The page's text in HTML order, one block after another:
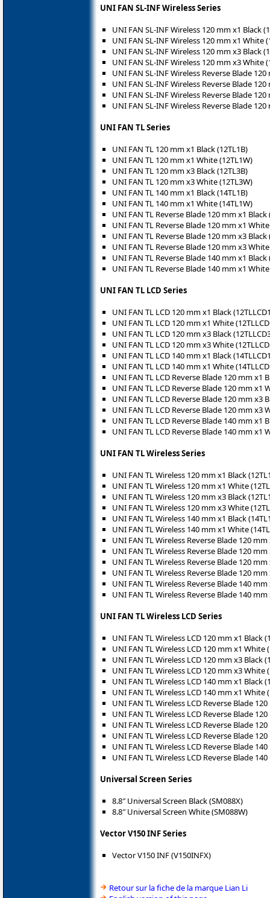
UNI FAN SL-INF Wireless Series
UNI FAN SL-INF Wireless 120 mm x1 Black
UNI FAN SL-INF Wireless 120 mm x1 White
UNI FAN SL-INF Wireless 120 mm x3 Black
UNI FAN SL-INF Wireless 120 mm x3 White
UNI FAN SL-INF Wireless Reverse Blade
UNI FAN SL-INF Wireless Reverse Blade
UNI FAN SL-INF Wireless Reverse Blade
UNI FAN SL-INF Wireless Reverse Blade
UNI FAN TL Series
UNI FAN TL 120 mm x1 Black (12TL1B)
UNI FAN TL 120 mm x1 White (12TL1W)
UNI FAN TL 120 mm x3 Black (12TL3B)
UNI FAN TL 120 mm x3 White (12TL3W)
UNI FAN TL 140 mm x1 Black (14TL1B)
UNI FAN TL 140 mm x1 White (14TL1W)
UNI FAN TL Reverse Blade 120 mm x1 Black
UNI FAN TL Reverse Blade 120 mm x1
UNI FAN TL Reverse Blade 120 mm x3 Black
UNI FAN TL Reverse Blade 120 mm x3
UNI FAN TL Reverse Blade 140 mm x1 Black
UNI FAN TL Reverse Blade 140 mm x1
UNI FAN TL LCD Series
UNI FAN TL LCD 120 mm x1 Black
UNI FAN TL LCD 120 mm x1 White
UNI FAN TL LCD 120 mm x3 Black
UNI FAN TL LCD 120 mm x3 White
UNI FAN TL LCD 140 mm x1 Black
UNI FAN TL LCD 140 mm x1 White
UNI FAN TL LCD Reverse Blade 120 mm x1
UNI FAN TL LCD Reverse Blade 120 mm x1
UNI FAN TL LCD Reverse Blade 120 mm x3
UNI FAN TL LCD Reverse Blade 120 mm x3
UNI FAN TL LCD Reverse Blade 140 mm x1
UNI FAN TL LCD Reverse Blade 140 mm x1
UNI FAN TL Wireless Series
UNI FAN TL Wireless 120 mm x1 Black
UNI FAN TL Wireless 120 mm x1 White
UNI FAN TL Wireless 120 mm x3 Black
UNI FAN TL Wireless 120 mm x3 White
UNI FAN TL Wireless 140 mm x1 Black
UNI FAN TL Wireless 140 mm x1 White
UNI FAN TL Wireless Reverse Blade 120 mm
UNI FAN TL Wireless Reverse Blade 120
UNI FAN TL Wireless Reverse Blade 120 mm
UNI FAN TL Wireless Reverse Blade 120
UNI FAN TL Wireless Reverse Blade 140 mm
UNI FAN TL Wireless Reverse Blade 140
UNI FAN TL Wireless LCD Series
UNI FAN TL Wireless LCD 120 mm x1 Black
UNI FAN TL Wireless LCD 120 mm x1 White
UNI FAN TL Wireless LCD 120 mm x3 Black
UNI FAN TL Wireless LCD 120 mm x3 White
UNI FAN TL Wireless LCD 140 mm x1 Black
UNI FAN TL Wireless LCD 140 mm x1 White
UNI FAN TL Wireless LCD Reverse Blade
UNI FAN TL Wireless LCD Reverse Blade
UNI FAN TL Wireless LCD Reverse Blade
UNI FAN TL Wireless LCD Reverse Blade
UNI FAN TL Wireless LCD Reverse Blade
UNI FAN TL Wireless LCD Reverse Blade
Universal Screen Series
8.8″ Universal Screen Black (SM088X)
8.8″ Universal Screen White (SM088W)
Vector V150 INF Series
Vector V150 INF (V150INFX)
Retour sur la fiche de la marque Lian Li